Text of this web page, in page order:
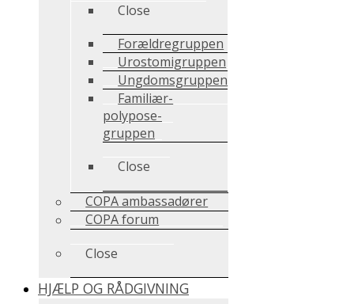
Close
Forældregruppen
Urostomigruppen
Ungdomsgruppen
Familiær-
polypose-
gruppen
Close
COPA ambassadører
COPA forum
Close
HJÆLP OG RÅDGIVNING